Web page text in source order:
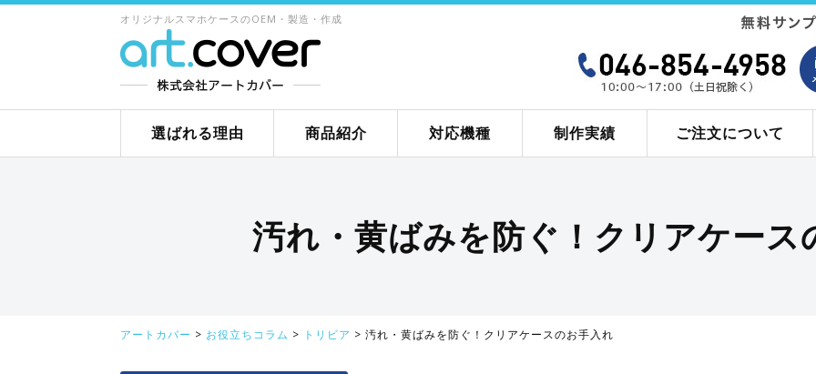
オリジナルスマホケースのOEM・製造・作成
選ばれる理由 商品紹介 対応機種 制作実績 ご注文について
汚れ・黄ばみを防ぐ！クリアケース
アートカバー > お役立ちコラム > トリビア > 汚れ・黄ばみを防ぐ！クリアケースのお手入れ